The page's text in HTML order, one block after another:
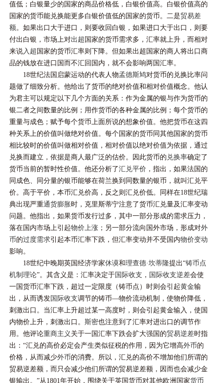
值低；白银量少的国家的商品价格低，白银价值高。白银价值高的
国家的货币能兑换能更多白银价值低的国家的货币。二是贸易差
额。如果出口大于进口，则要收回白银，如果进口大于出口，则要
付出白银，市场上对出超 国家的货币需求多，汇率就上升，而相对
来说入超 国家的货币汇率则下降。但如果出超国家的商人将出口商
品的钱放在进口国而不汇回国内，就不会影响两国汇率。
18世纪法国启蒙运动的代表人物孟德斯鸠对货币的兑换比率问
题做了细致分析。他给出了货币的绝对价值和相对价值概念。他认
为君主可以规定以下几个方面的关系：作为金属的银与作为货币的
银二者之间数量的比例；用作货币的各种金属的比例；每个货币的
重量与成色；赋予每个货币上面所说的想象价值。他把货币在这四
种关系上的价值叫做绝对价值。每个国家的货币同其他国家的货币
相比较时的价值叫做相对价值，相对价值以绝对价值为依据，通过
兑换而建立，依据是商人最广泛的估价。因此货币的 兑换率确定了
货币当前的暂时性价值。他还分析了汇兑平价 ，指出，如果法国的
同成色、同分量的银币能够在荷兰换到同数量的银币，就叫汇兑平
价。高于平价，本币汇兑价高，反之则汇兑价低。同样在18世纪瑞
典出现严重通货膨胀时，克里斯蒂宁注意了货币汇兑量及汇率变动
问题。他指出，如果货币发行过多，其中一部分形成的需求压力，
落在国内市场上引起物价上涨 ；另一部分流向国外市场，形成对外
币的过度需求引起本币汇率下跌，但汇率变动并不受国内物价变动
影响。
18世纪中晚期英国经济学家休谟和理查德·坎蒂隆提出“铸币点
机制理论”。其含义是：汇率决定于 国际收支 ， 国际收支逆差会使
一国货币汇率下跌，超过一定限度（铸币点）时则会引起黄金输
出，从而诱发 国际收支调节的铸币—物价流动机制，使物价降低，
刺激出口。当汇率上升超过某一高度时，则会引起黄金输入，使国
内物价上升，刺激出口。斯密也注意到了汇率对进出口的调节作
用。他评论重商主义 关于一国汇率下跌会扩大强国的贸易逆差时指
出：“汇兑的高价必定会产生类似征税的作用，因为它增高外币的
价格，从而减少外币的消费。所以，汇兑的高价不增加他们所谓的
贸易逆差额，而只会减少他们所谓的贸易逆差额，因而也会减少金
银输出。”从1801年开始，围绕关于英国货币对其他欧洲国家货币